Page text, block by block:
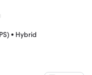
• Hybrid